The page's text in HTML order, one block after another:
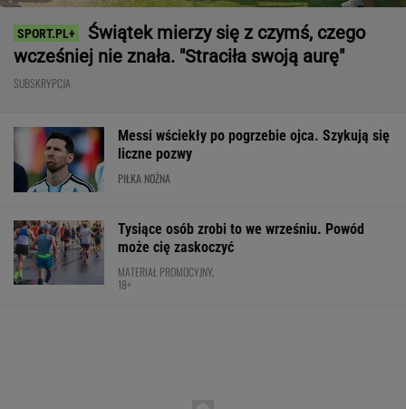
Świątek mierzy się z czymś, czego
wcześniej nie znała. "Straciła swoją aurę"
SUBSKRYPCJA
Messi wściekły po pogrzebie ojca. Szykują się
liczne pozwy
PIŁKA NOŻNA
Tysiące osób zrobi to we wrześniu. Powód
może cię zaskoczyć
MATERIAŁ PROMOCYJNY,
18+